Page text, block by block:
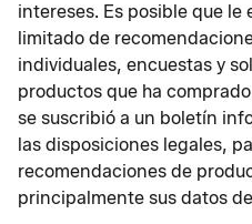
intereses. Es posible que le
limitado de
individuales, encuestas y
productos que ha
se suscribió a un boletín
las disposiciones legales,
recomendaciones de
principalmente sus datos